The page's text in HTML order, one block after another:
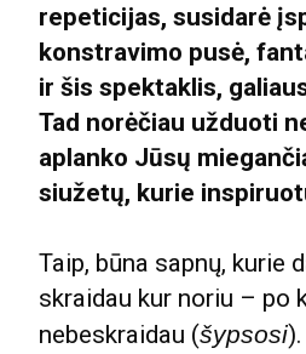
repeticijas, susidarė
konstravimo pusė,
ir šis spektaklis,
Tad norėčiau užduoti
aplanko Jūsų
siužetų, kurie
Taip, būna sapnų, kurie
skraidau kur noriu – po
nebeskraidau (šypsosi